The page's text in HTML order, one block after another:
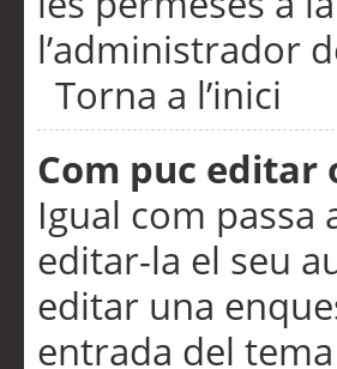
l’administrador
Torna a l’inici
Com puc editar
Igual com
editar-la el seu
editar una
entrada del